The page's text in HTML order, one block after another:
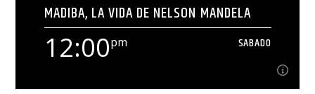
[...]
Ver Más
MADIBA, LA VIDA DE NELSON MANDELA
12:00pm SABADO